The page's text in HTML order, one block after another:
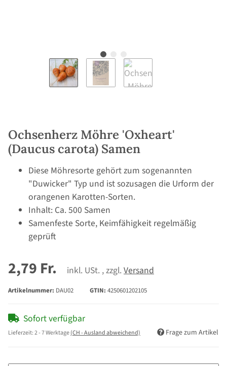
Ochsenherz Möhre 'Oxheart'
(Daucus carota) Samen
Diese Möhresorte gehört zum sogenannten
"Duwicker" Typ und ist sozusagen die Urform der
orangenen Karotten-Sorten.
Inhalt: Ca. 500 Samen
Samenfeste Sorte, Keimfähigkeit regelmäßig
geprüft
2,79 Fr. inkl. USt. , zzgl. Versand
Artikelnummer: DAU02 GTIN: 4250601202105
Sofort verfügbar
Lieferzeit:2 - 7 Werktage(CH - Ausland abweichend) Frage zum Artikel